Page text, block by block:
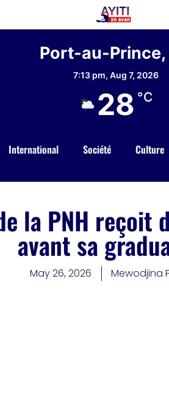
Port-au-Prince,
7:13 pm, Aug 7, 2026
28 °C
International Société Culture
la PNH reçoit
avant sa
May 26, 2026 Mewodjina